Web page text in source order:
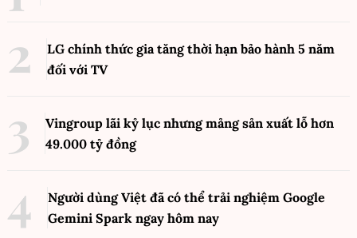
LG chính thức gia tăng thời hạn bảo hành 5 năm
đối với TV
Vingroup lãi kỷ lục nhưng mảng sản xuất lỗ hơn
49.000 tỷ đồng
Người dùng Việt đã có thể trải nghiệm Google
Gemini Spark ngay hôm nay